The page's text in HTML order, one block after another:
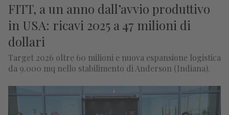
FITT, a un anno dall’avvio produttivo
in USA: ricavi 2025 a 47 milioni di
dollari
Target 2026 oltre 60 milioni e nuova espansione logistica
da 9.000 mq nello stabilimento di Anderson (Indiana).